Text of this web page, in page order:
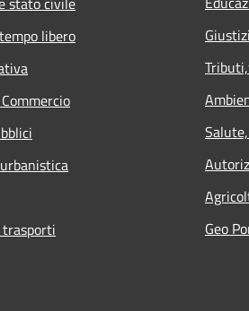
libero
Geo